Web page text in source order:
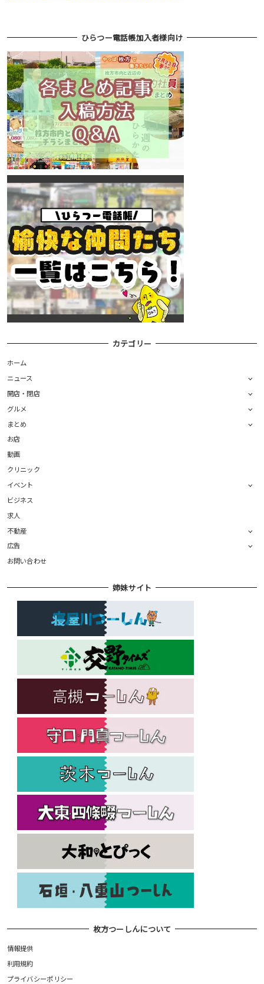
ひらつー電話帳加入者様向け
カテゴリー
ホーム
ニュース
開店・閉店
グルメ
まとめ
お店
動画
クリニック
イベント
ビジネス
求人
不動産
広告
お問い合わせ
姉妹サイト
枚方つーしんについて
情報提供
利用規約
プライバシーポリシー